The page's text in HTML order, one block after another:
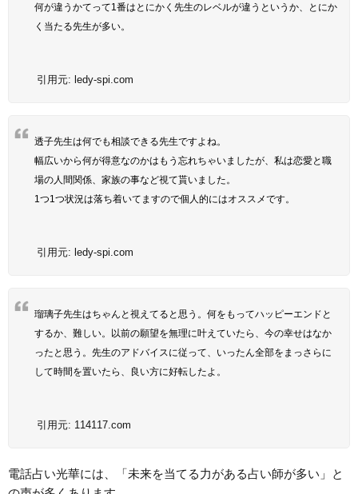
何が違うかてって1番はとにかく先生のレベルが違うというか、とにか
く当たる先生が多い。
引用元: ledy-spi.com
透子先生は何でも相談できる先生ですよね。
幅広いから何が得意なのかはもう忘れちゃいましたが、私は恋愛と職
場の人間関係、家族の事など視て貰いました。
1つ1つ状況は落ち着いてますので個人的にはオススメです。
引用元: ledy-spi.com
瑠璃子先生はちゃんと視えてると思う。何をもってハッピーエンドと
するか、難しい。以前の願望を無理に叶えていたら、今の幸せはなか
ったと思う。先生のアドバイスに従って、いったん全部をまっさらに
して時間を置いたら、良い方に好転したよ。
引用元: 114117.com
電話占い光華には、「未来を当てる力がある占い師が多い」と